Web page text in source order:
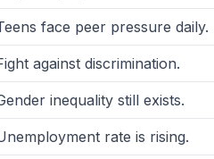
face peer pressure daily.
against discrimination.
inequality still exists.
rate is rising.